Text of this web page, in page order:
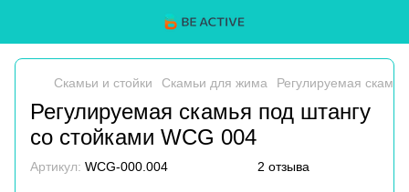
Скамьи и стойки Скамьи для жима Регулируемая
Регулируемая скамья под штангу
со стойками WCG 004
Артикул: WCG-000.004 2 отзыва